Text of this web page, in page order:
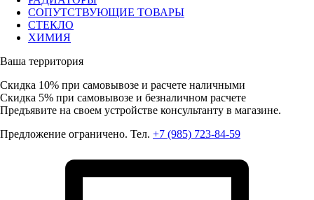
СОПУТСТВУЮЩИЕ ТОВАРЫ
СТЕКЛО
ХИМИЯ
Ваша территория
Скидка 10% при самовывозе и расчете наличными
Скидка 5% при самовывозе и безналичном расчете
Предъявите на своем устройстве консультанту в магазине.
Предложение ограничено. Тел. +7 (985) 723-84-59